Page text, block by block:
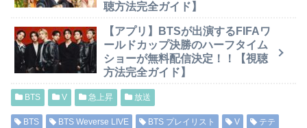
聴方法完全ガイド】
【アプリ】BTSが出演するFIFAワ
ールドカップ決勝のハーフタイム
ショーが無料配信決定！！【視聴
方法完全ガイド】
BTS V 急上昇 放送
BTS BTS Weverse LIVE BTS プレイリスト V
テテ